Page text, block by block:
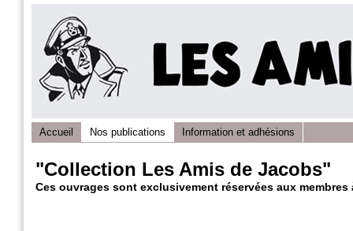
Accueil Nos publications Information et adhésions
"Collection Les Amis de Jacobs"
Ces ouvrages sont exclusivement réservées aux